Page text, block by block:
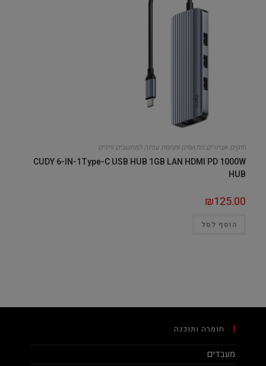
תיקים אביזרים מתאמים ותחנות עגינה למחשבים ניידים
CUDY 6-IN-1Type-C USB HUB 1GB LAN HDMI PD 1000W
HUB
₪125.00
הוסף לסל
חומרה ותוכנה
מעבדים